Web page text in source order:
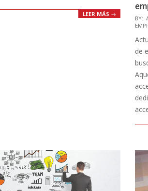
LEER MÁS →
01-
21
BY:
de